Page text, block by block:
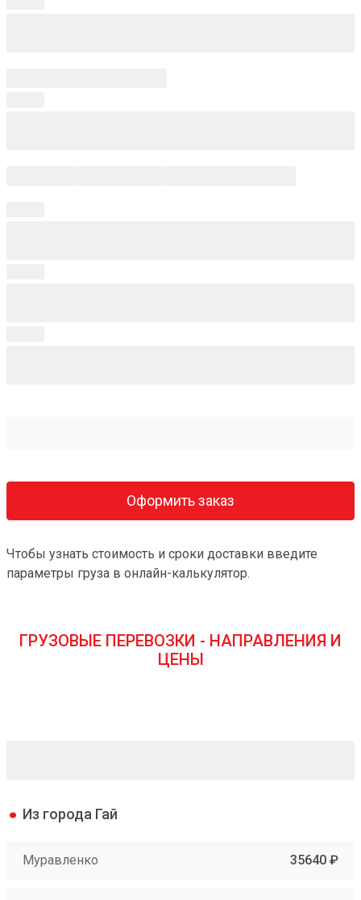
Оформить заказ
Чтобы узнать стоимость и сроки доставки введите
параметры груза в онлайн-калькулятор.
ГРУЗОВЫЕ ПЕРЕВОЗКИ - НАПРАВЛЕНИЯ И
ЦЕНЫ
Из города Гай
Муравленко 35640 ₽